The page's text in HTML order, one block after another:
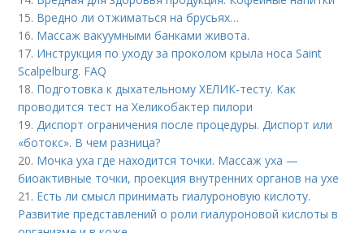
15. Вредно ли отжиматься на брусьях…
16. Массаж вакуумными банками живота.
17. Инструкция по уходу за проколом крыла носа Saint
Scalpelburg. FAQ
18. Подготовка к дыхательному ХЕЛИК-тесту. Как
проводится тест на Хеликобактер пилори
19. Диспорт ограничения после процедуры. Диспорт или
«ботокс». В чем разница?
20. Мочка уха где находится точки. Массаж уха —
биоактивные точки, проекция внутренних органов на ухе
21. Есть ли смысл принимать гиалуроновую кислоту.
Развитие представлений о роли гиалуроновой кислоты в